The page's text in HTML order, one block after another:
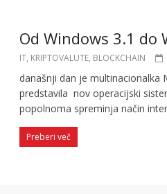
Od Windows 3.1 do
IT, KRIPTOVALUTE, BLOCKCHAIN
današnji dan je multinacionalka
predstavila nov operacijski
popolnoma spreminja način
Preberi več